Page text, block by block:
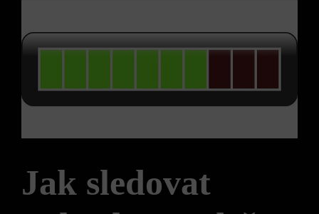
Jak sledovat